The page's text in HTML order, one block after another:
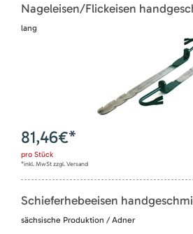
Nageleisen/Flickeisen
lang
81,46€*
pro Stück
*inkl. MwSt zzgl. Versand
Schieferhebeeisen
sächsische Produktion / Adner